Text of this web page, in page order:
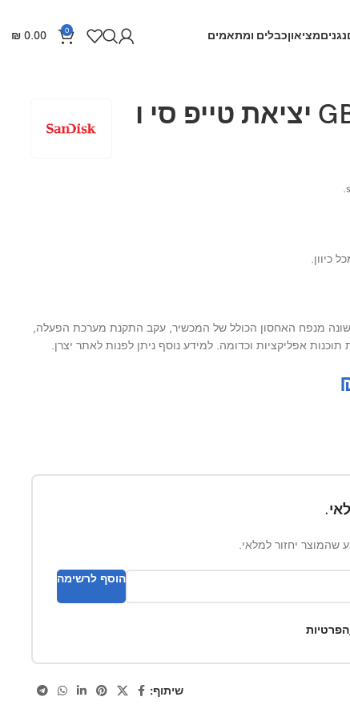
נגניםמציאוןכבלים ומתאמים 0
₪ 0.00
דיסק און קי 32 GB יציאת טייפ סי ו
שונה מנפח האחסון הכולל של המכשיר, עקב התקנת מערכת הפעלה,
אפליקציות וכדומה. למידע נוסף ניתן לפנות לאתר יצרן.
שהמוצר יחזור למלאי.
הוסף לרשימה
שיתוף: